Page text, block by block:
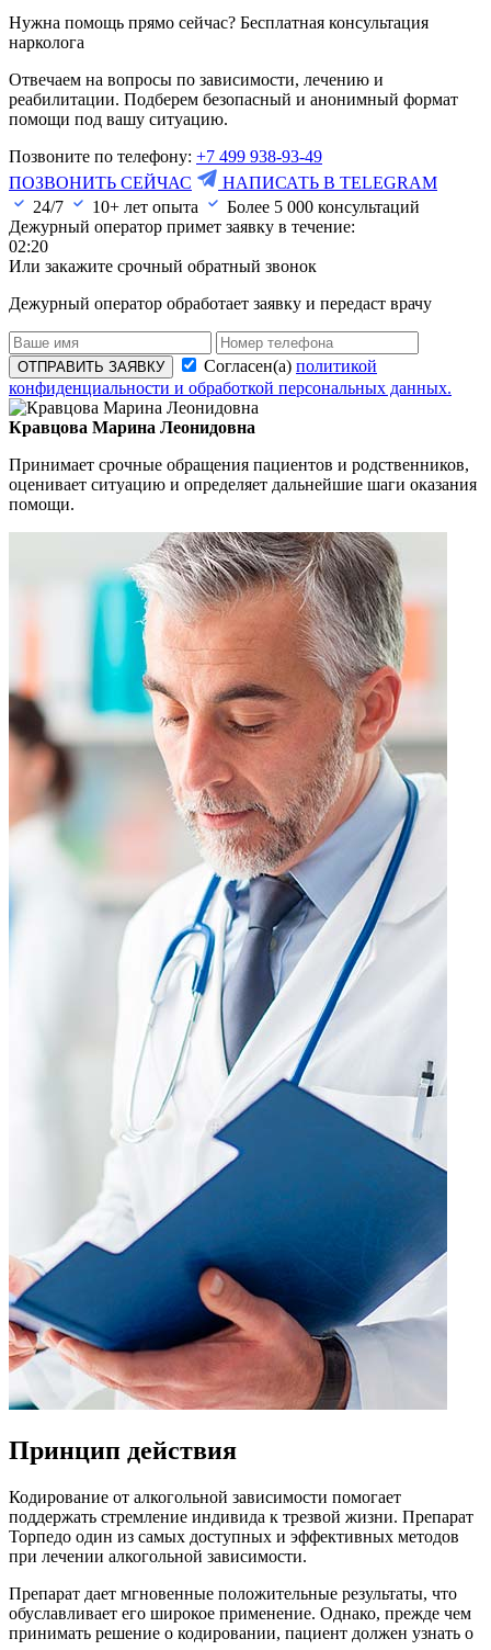
Нужна помощь прямо сейчас? Бесплатная консультация
нарколога
Отвечаем на вопросы по зависимости, лечению и
реабилитации. Подберем безопасный и анонимный формат
помощи под вашу ситуацию.
Позвоните по телефону: +7 499 938-93-49
ПОЗВОНИТЬ СЕЙЧАС
НАПИСАТЬ В TELEGRAM
24/7
10+ лет опыта Более 5 000 консультаций
Дежурный оператор примет заявку в течение:
02:20
Или закажите срочный обратный звонок
Дежурный оператор обработает заявку и передаст врачу
ОТПРАВИТЬ ЗАЯВКУ Согласен(а) политикой
конфиденциальности и обработкой персональных данных.
Кравцова Марина Леонидовна
Принимает срочные обращения пациентов и родственников,
оценивает ситуацию и определяет дальнейшие шаги оказания
помощи.
Принцип действия
Кодирование от алкогольной зависимости помогает
поддержать стремление индивида к трезвой жизни. Препарат
Торпедо один из самых доступных и эффективных методов
при лечении алкогольной зависимости.
Препарат дает мгновенные положительные результаты, что
обуславливает его широкое применение. Однако, прежде чем
принимать решение о кодировании, пациент должен узнать о